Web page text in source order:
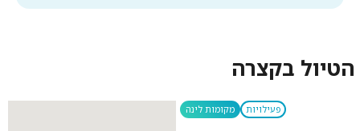
הטיול בקצרה
פעילויות מקומות לינה